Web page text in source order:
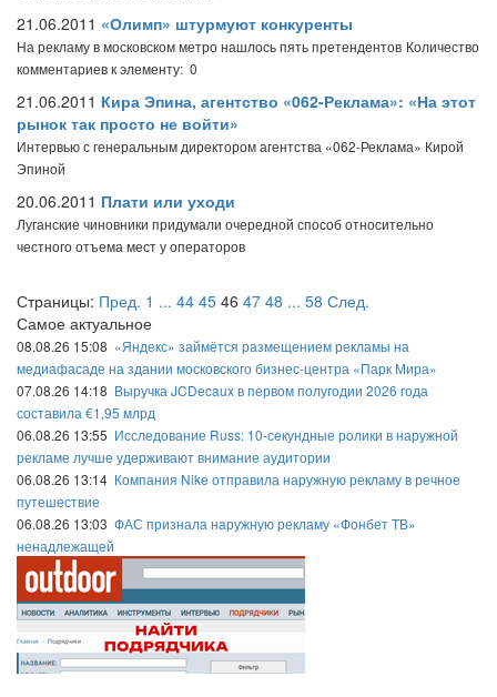
21.06.2011 «Олимп» штурмуют конкуренты
На рекламу в московском метро нашлось пять претендентов Количество
комментариев к элементу: 0
21.06.2011 Кира Эпина, агентство «062-Реклама»: «На этот
рынок так просто не войти»
Интервью с генеральным директором агентства «062-Реклама» Кирой
Эпиной
20.06.2011 Плати или уходи
Луганские чиновники придумали очередной способ относительно
честного отъема мест у операторов
Страницы: Пред. 1 ... 44 45 46 47 48 ... 58 След.
Самое актуальное
08.08.26 15:08 «Яндекс» займётся размещением рекламы на
медиафасаде на здании московского бизнес-центра «Парк Мира»
07.08.26 14:18 Выручка JCDecaux в первом полугодии 2026 года
составила €1,95 млрд
06.08.26 13:55 Исследование Russ: 10-секундные ролики в наружной
рекламе лучше удерживают внимание аудитории
06.08.26 13:14 Компания Nike отправила наружную рекламу в речное
путешествие
06.08.26 13:03 ФАС признала наружную рекламу «Фонбет ТВ»
ненадлежащей